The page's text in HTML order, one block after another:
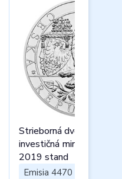
Strieborná dvojuncová
investičná minca Český
2019 stand
Emisia 4470 ks